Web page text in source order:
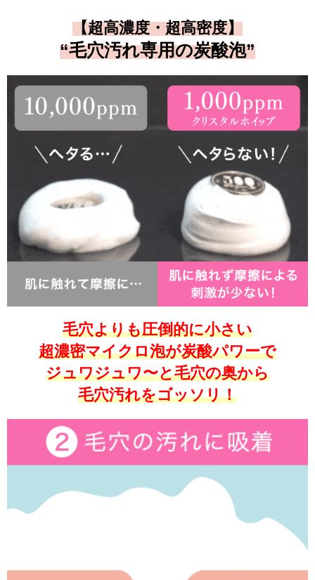
【超高濃度・超高密度】
“毛穴汚れ専用の炭酸泡”
毛穴よりも圧倒的に小さい
超濃密マイクロ泡が炭酸パワーで
ジュワジュワ〜と毛穴の奥から
毛穴汚れをゴッソリ！